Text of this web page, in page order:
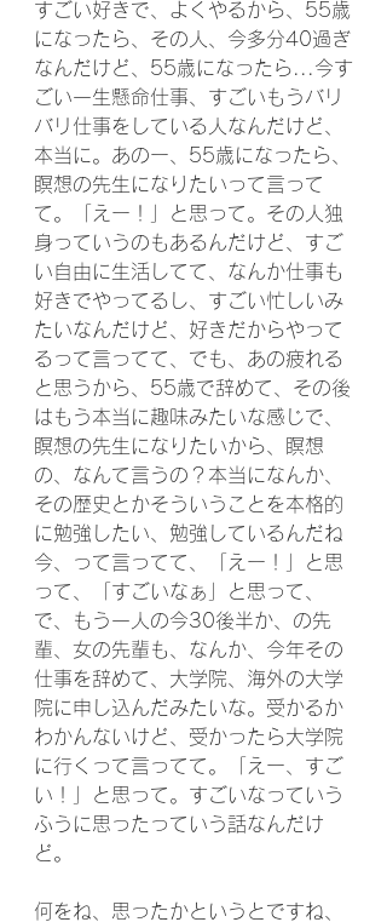
すごい好きで、よくやるから、55歳
になったら、その人、今多分40過ぎ
なんだけど、55歳になったら...今す
ごい一生懸命仕事、すごいもうバリ
バリ仕事をしている人なんだけど、
本当に。あのー、55歳になったら、
瞑想の先生になりたいって言って
て。「えー！」と思って。その人独
身っていうのもあるんだけど、すご
い自由に生活してて、なんか仕事も
好きでやってるし、すごい忙しいみ
たいなんだけど、好きだからやって
るって言ってて、でも、あの疲れる
と思うから、55歳で辞めて、その後
はもう本当に趣味みたいな感じで、
瞑想の先生になりたいから、瞑想
の、なんて言うの？本当になんか、
その歴史とかそういうことを本格的
に勉強したい、勉強しているんだね
今、って言ってて、「えー！」と思
って、「すごいなぁ」と思って、
で、もう一人の今30後半か、の先
輩、女の先輩も、なんか、今年その
仕事を辞めて、大学院、海外の大学
院に申し込んだみたいな。受かるか
わかんないけど、受かったら大学院
に行くって言ってて。「えー、すご
い！」と思って。すごいなっていう
ふうに思ったっていう話なんだけ
ど。
何をね、思ったかというとですね、